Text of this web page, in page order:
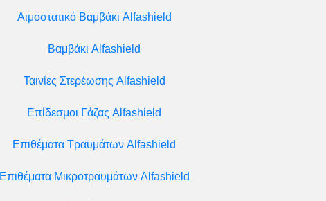
Αιμοστατικό Βαμβάκι Alfashield
Βαμβάκι Alfashield
Ταινίες Στερέωσης Alfashield
Επίδεσμοι Γάζας Alfashield
Επιθέματα Τραυμάτων Alfashield
Επιθέματα Μικροτραυμάτων Alfashield